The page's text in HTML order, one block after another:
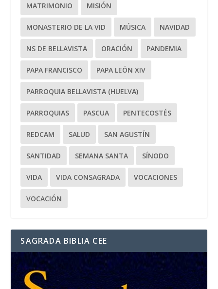
MATRIMONIO MISIÓN
MONASTERIO DE LA VID MÚSICA NAVIDAD
NS DE BELLAVISTA ORACIÓN PANDEMIA
PAPA FRANCISCO PAPA LEÓN XIV
PARROQUIA BELLAVISTA (HUELVA)
PARROQUIAS PASCUA PENTECOSTÉS
REDCAM SALUD SAN AGUSTÍN
SANTIDAD SEMANA SANTA SÍNODO
VIDA VIDA CONSAGRADA VOCACIONES
VOCACIÓN
SAGRADA BIBLIA CEE